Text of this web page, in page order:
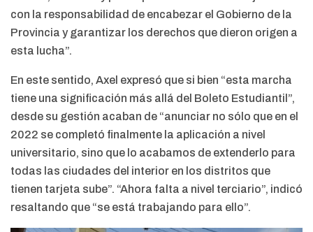
con la responsabilidad de encabezar el Gobierno de la
Provincia y garantizar los derechos que dieron origen a
esta lucha”.
En este sentido, Axel expresó que si bien “esta marcha
tiene una significación más allá del Boleto Estudiantil”,
desde su gestión acaban de “anunciar no sólo que en el
2022 se completó finalmente la aplicación a nivel
universitario, sino que lo acabamos de extenderlo para
todas las ciudades del interior en los distritos que
tienen tarjeta sube”. “Ahora falta a nivel terciario”, indicó
resaltando que “se está trabajando para ello”.